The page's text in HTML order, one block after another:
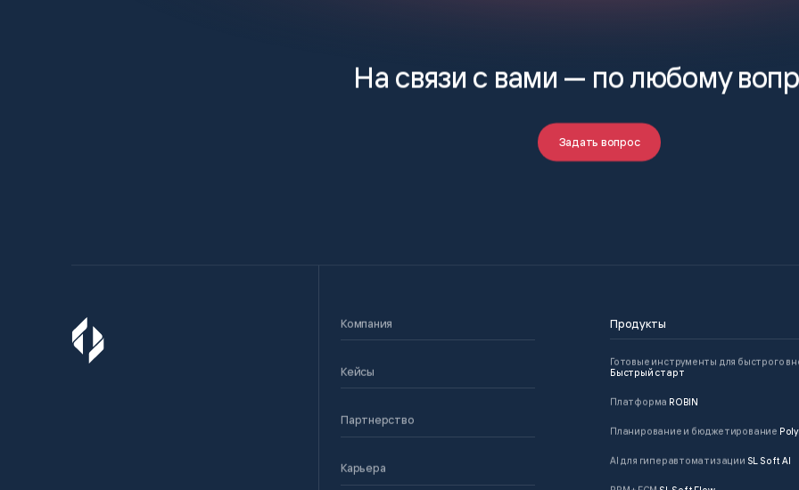
На связи с вами — по любому
Задать вопрос
Компания
Кейсы
Партнерство
Карьера
Продукты
Готовые инструменты для быстрого
Быстрый старт
Платформа ROBIN
Планирование и бюджетирование
AI для гиперавтоматизации SL Soft AI